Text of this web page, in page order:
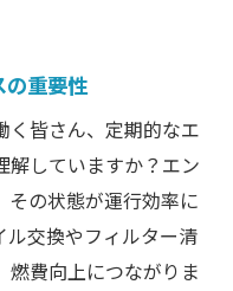
の重要性
く皆さん、定期的なエ
解していますか？エン
その状態が運行効率に
ル交換やフィルター清
燃費向上につながりま